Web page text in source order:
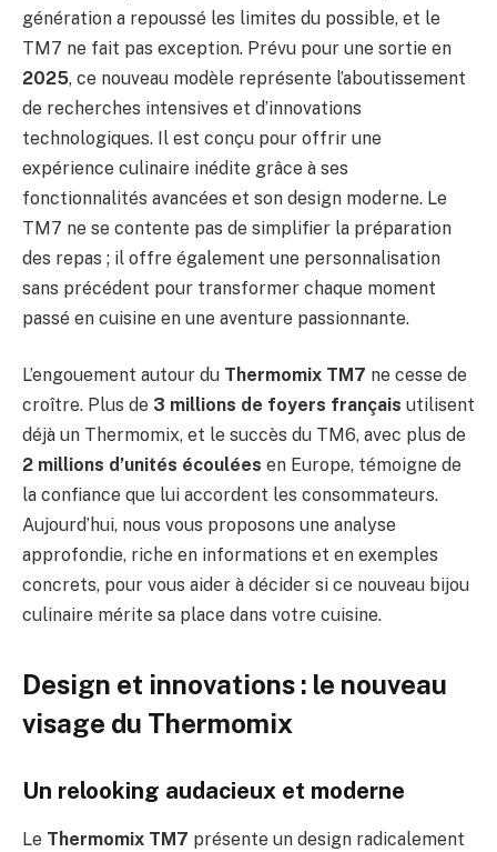
génération a repoussé les limites du possible, et le
TM7 ne fait pas exception. Prévu pour une sortie en
2025, ce nouveau modèle représente l’aboutissement
de recherches intensives et d’innovations
technologiques. Il est conçu pour offrir une
expérience culinaire inédite grâce à ses
fonctionnalités avancées et son design moderne. Le
TM7 ne se contente pas de simplifier la préparation
des repas ; il offre également une personnalisation
sans précédent pour transformer chaque moment
passé en cuisine en une aventure passionnante.
L’engouement autour du Thermomix TM7 ne cesse de
croître. Plus de 3 millions de foyers français utilisent
déjà un Thermomix, et le succès du TM6, avec plus de
2 millions d’unités écoulées en Europe, témoigne de
la confiance que lui accordent les consommateurs.
Aujourd’hui, nous vous proposons une analyse
approfondie, riche en informations et en exemples
concrets, pour vous aider à décider si ce nouveau bijou
culinaire mérite sa place dans votre cuisine.
Design et innovations : le nouveau
visage du Thermomix
Un relooking audacieux et moderne
Le Thermomix TM7 présente un design radicalement